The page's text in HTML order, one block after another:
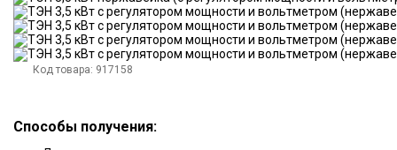
Код товара: 917158
Способы получения: